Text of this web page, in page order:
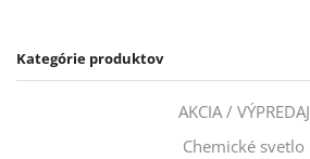
Kategórie produktov
AKCIA / VÝPREDAJ
Chemické svetlo